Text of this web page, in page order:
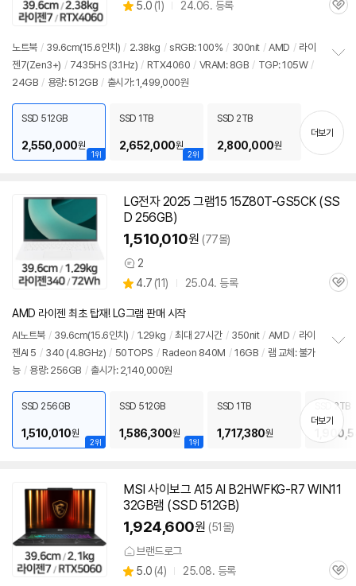
별
5.0 (상
뷰
1) 24.06. 등록
관
노트북 / 39.6cm(15.6인치) / 2.38kg / sRGB: 100% / 300nit / AMD / 라이
젠7(Zen3+) / 7435HS (3.1Hz) / RTX4060 / VRAM: 8GB / TGP: 105W /
24GB / 용량: 512GB / 출시가: 1,499,000원
기
1위
SSD 512GB
2,550,000원
2위
SSD 1TB
2,652,000원
SSD 2TB
2,800,000원
더보기
LG전자 2025 그램15 15Z80T-GS5CK (SS
D 256GB)
1,510,010원 (77몰)
상
품
견
2
별
점
4.7 (상
리
뷰
11) 25.04. 등록
관
AMD 라이젠 최초 탑재! LG그램 판매 시작
AI노트북 / 39.6cm(15.6인치) / 1.29kg / 최대 27시간 / 350nit / AMD / 라이
젠AI 5 / 340 (4.8GHz) / 50TOPS / Radeon 840M / 16GB / 램 교체: 불가
능 / 용량: 256GB / 출시가: 2,140,000원
치
기
2위
SSD 256GB
1,510,010원
1위
SSD 512GB
1,586,300원
SSD 1TB
1,717,380원
SSD 2TB
더보기
MSI 사이보그 A15 AI B2HWFKG-R7 WIN11
32GB램 (SSD 512GB)
1,924,600원 (51몰)
브랜드로그
별
5.0 (상
4) 25.08. 등록
관